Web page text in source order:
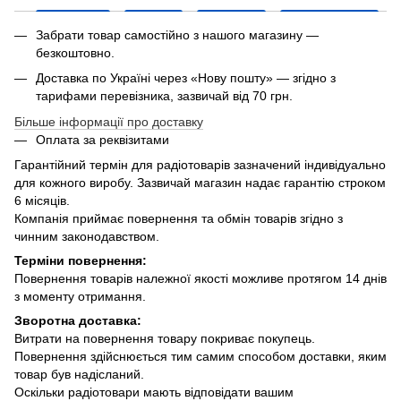
Забрати товар самостійно з нашого магазину —
безкоштовно.
Доставка по Україні через «Нову пошту» — згідно з
тарифами перевізника, зазвичай від 70 грн.
Більше інформації про доставку
Оплата за реквізитами
Гарантійний термін для радіотоварів зазначений індивідуально
для кожного виробу. Зазвичай магазин надає гарантію строком
6 місяців.
Компанія приймає повернення та обмін товарів згідно з
чинним законодавством.
Терміни повернення:
Повернення товарів належної якості можливе протягом 14 днів
з моменту отримання.
Зворотна доставка:
Витрати на повернення товару покриває покупець.
Повернення здійснюється тим самим способом доставки, яким
товар був надісланий.
Оскільки радіотовари мають відповідати вашим